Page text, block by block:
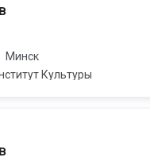
Минск
Культуры